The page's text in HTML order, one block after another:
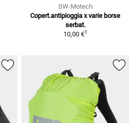
SW-Motech
Copert.antipioggia x varie borse
serbat.
10,00 €1